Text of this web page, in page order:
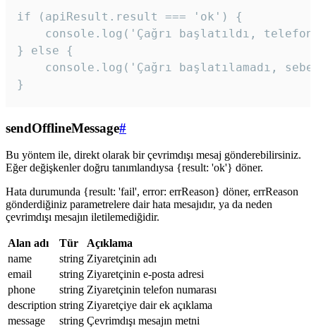
if (apiResult.result === 'ok') {
console.log('Çağrı başlatıldı,
} else {
console.log('Çağrı başlatılamadı,
}
sendOfflineMessage#
Bu yöntem ile, direkt olarak bir çevrimdışı mesaj gönderebilirsiniz.
Eğer değişkenler doğru tanımlandıysa {result: 'ok'} döner.
Hata durumunda {result: 'fail', error: errReason} döner, errReason
gönderdiğiniz parametrelere dair hata mesajıdır, ya da neden
çevrimdışı mesajın iletilemediğidir.
Alan adı Tür
Açıklama
name
string Ziyaretçinin adı
email
string Ziyaretçinin e-posta adresi
phone
string Ziyaretçinin telefon numarası
description string Ziyaretçiye dair ek açıklama
message
string Çevrimdışı mesajın metni